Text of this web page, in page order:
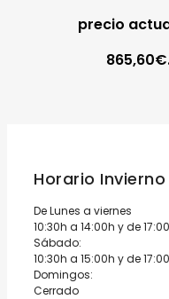
precio
Horario Invierno
De Lunes a viernes
10:30h a 14:00h y de
Sábado:
10:30h a 15:00h y de
Domingos:
Cerrado